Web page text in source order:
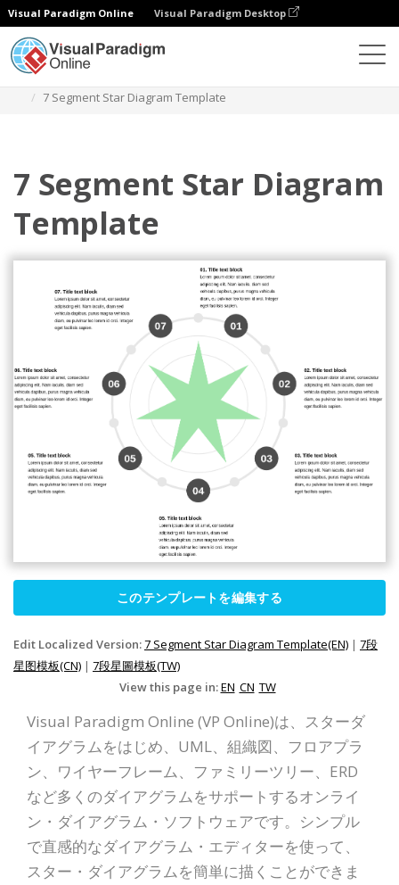
Visual Paradigm Online Visual Paradigm Desktop
7 Segment Star Diagram Template
7 Segment Star Diagram
Template
このテンプレートを編集する
Edit Localized Version:7 Segment Star Diagram Template(EN) | 7段
星图模板(CN) | 7段星圖模板(TW)
View this page in:EN CN TW
Visual Paradigm Online (VP Online)は、スターダ
イアグラムをはじめ、UML、組織図、フロアプラ
ン、ワイヤーフレーム、ファミリーツリー、ERD
など多くのダイアグラムをサポートするオンライ
ン・ダイアグラム・ソフトウェアです。シンプル
で直感的なダイアグラム・エディターを使って、
スター・ダイアグラムを簡単に描くことができま